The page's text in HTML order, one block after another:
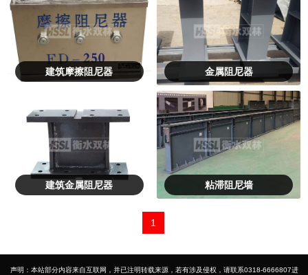
建筑摩擦阻尼器 金属阻尼器
建筑金属阻尼器 粘滞阻尼墙
1
声明：本站部分内容来自互联网，并已注明转载来源，若有涉及侵权，请联系0318-6666807进